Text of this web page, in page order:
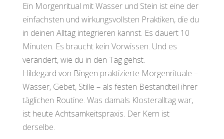
Ein Morgenritual mit Wasser und Stein ist eine der
einfachsten und wirkungsvollsten Praktiken, die du
in deinen Alltag integrieren kannst. Es dauert 10
Minuten. Es braucht kein Vorwissen. Und es
verändert, wie du in den Tag gehst.
Hildegard von Bingen praktizierte Morgenrituale –
Wasser, Gebet, Stille – als festen Bestandteil ihrer
täglichen Routine. Was damals Klosteralltag war,
ist heute Achtsamkeitspraxis. Der Kern ist
derselbe.